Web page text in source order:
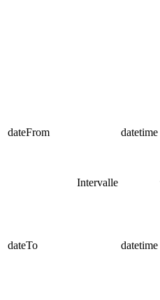
dateFrom
Intervalle
datetime
dateTo datetime